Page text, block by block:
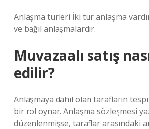
Anlaşma türleri İki tür anlaşma
ve bağıl anlaşmalardır.
Muvazaalı satış
edilir?
Anlaşmaya dahil olan tarafların
bir rol oynar. Anlaşma sözleşmesi
düzenlenmişse, taraflar arasındaki